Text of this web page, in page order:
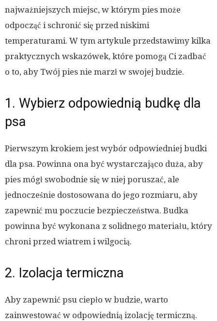
najważniejszych miejsc, w którym pies może
odpocząć i schronić się przed niskimi
temperaturami. W tym artykule przedstawimy kilka
praktycznych wskazówek, które pomogą Ci zadbać
o to, aby Twój pies nie marzł w swojej budzie.
1. Wybierz odpowiednią budkę dla
psa
Pierwszym krokiem jest wybór odpowiedniej budki
dla psa. Powinna ona być wystarczająco duża, aby
pies mógł swobodnie się w niej poruszać, ale
jednocześnie dostosowana do jego rozmiaru, aby
zapewnić mu poczucie bezpieczeństwa. Budka
powinna być wykonana z solidnego materiału, który
chroni przed wiatrem i wilgocią.
2. Izolacja termiczna
Aby zapewnić psu ciepło w budzie, warto
zainwestować w odpowiednią izolację termiczną.